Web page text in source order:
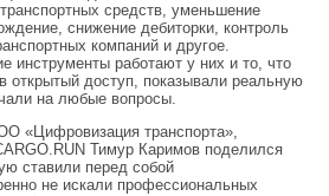
средств, уменьшение
снижение дебиторки, контроль
компаний и другое.
инструменты работают у них и то, что
открытый доступ, показывали реальную
на любые вопросы.
«Цифровизация транспорта»,
Тимур Каримов поделился
ставили перед собой
не искали профессиональных